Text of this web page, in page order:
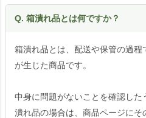
Q. 箱潰れ品とは何ですか？
箱潰れ品とは、配送や保管の過
が生じた商品です。
中身に問題がないことを確認し
潰れ品の場合は、商品ページにそ